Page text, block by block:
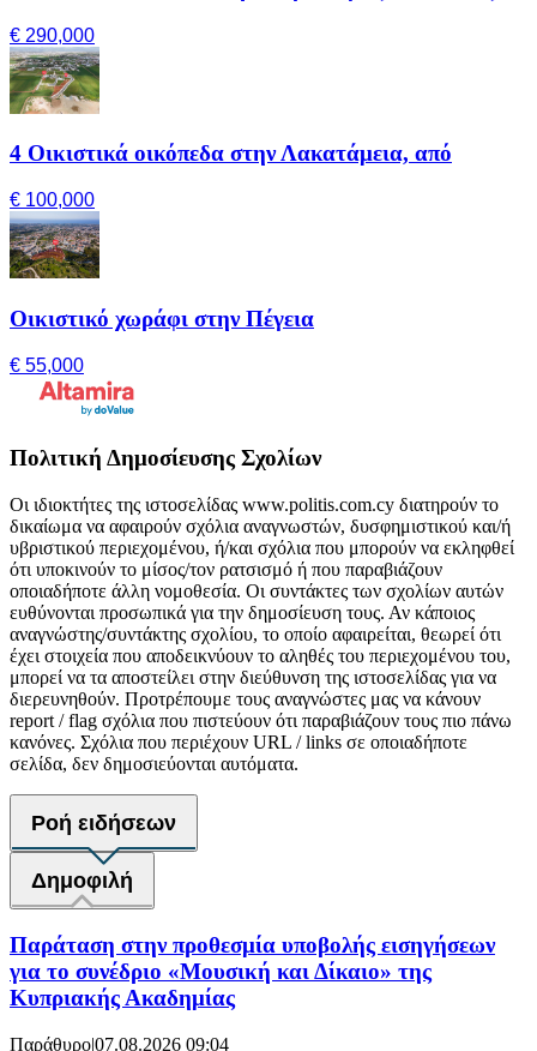
€ 290,000
4 Οικιστικά οικόπεδα στην Λακατάμεια, από
€ 100,000
Οικιστικό χωράφι στην Πέγεια
€ 55,000
Πολιτική Δημοσίευσης Σχολίων
Οι ιδιοκτήτες της ιστοσελίδας www.politis.com.cy διατηρούν το
δικαίωμα να αφαιρούν σχόλια αναγνωστών, δυσφημιστικού και/ή
υβριστικού περιεχομένου, ή/και σχόλια που μπορούν να εκληφθεί
ότι υποκινούν το μίσος/τον ρατσισμό ή που παραβιάζουν
οποιαδήποτε άλλη νομοθεσία. Οι συντάκτες των σχολίων αυτών
ευθύνονται προσωπικά για την δημοσίευση τους. Αν κάποιος
αναγνώστης/συντάκτης σχολίου, το οποίο αφαιρείται, θεωρεί ότι
έχει στοιχεία που αποδεικνύουν το αληθές του περιεχομένου του,
μπορεί να τα αποστείλει στην διεύθυνση της ιστοσελίδας για να
διερευνηθούν. Προτρέπουμε τους αναγνώστες μας να κάνουν
report / flag σχόλια που πιστεύουν ότι παραβιάζουν τους πιο πάνω
κανόνες. Σχόλια που περιέχουν URL / links σε οποιαδήποτε
σελίδα, δεν δημοσιεύονται αυτόματα.
Ροή ειδήσεων
Δημοφιλή
Παράταση στην προθεσμία υποβολής εισηγήσεων
για το συνέδριο «Μουσική και Δίκαιο» της
Κυπριακής Ακαδημίας
Παράθυρο|07.08.2026 09:04